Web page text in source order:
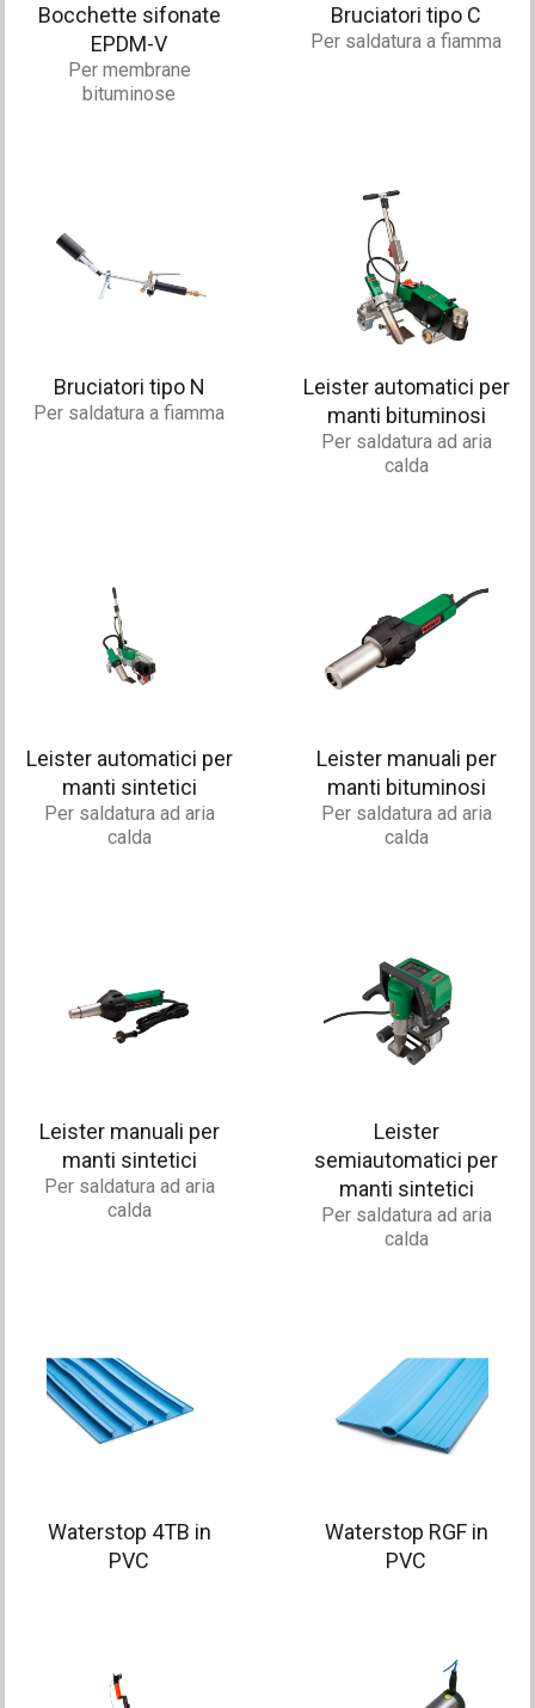
Bocchette sifonate
EPDM-V
Per membrane
bituminose
Bruciatori tipo C
Per saldatura a fiamma
Bruciatori tipo N
Per saldatura a fiamma
Leister automatici per
manti bituminosi
Per saldatura ad aria
calda
Leister automatici per
manti sintetici
Per saldatura ad aria
calda
Leister manuali per
manti bituminosi
Per saldatura ad aria
calda
Leister manuali per
manti sintetici
Per saldatura ad aria
calda
Leister
semiautomatici per
manti sintetici
Per saldatura ad aria
calda
Waterstop 4TB in
PVC
Waterstop RGF in
PVC